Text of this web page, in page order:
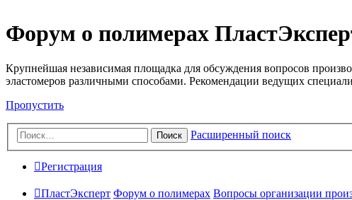
Форум о полимерах
Крупнейшая независимая площадка для обсуждения вопросов
эластомеров различными способами. Рекомендации ведущих
Пропустить
Поиск Расширенный поиск
Регистрация
ПластЭксперт Форум о полимерах Вопросы организации